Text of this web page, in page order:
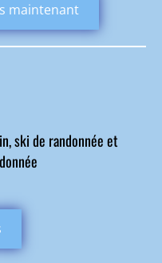
maintenant
ski de randonnée et